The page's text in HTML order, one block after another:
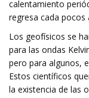
calentamiento
regresa cada pocos
Los geofísicos se
para las ondas
pero para algunos,
Estos científicos
la existencia de las